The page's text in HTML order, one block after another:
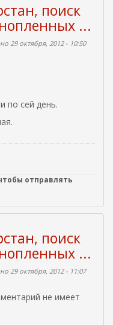
поиск
...
29 октября, 2012 - 10:50
по сей день.
отправлять
поиск
...
29 октября, 2012 - 11:07
не имеет